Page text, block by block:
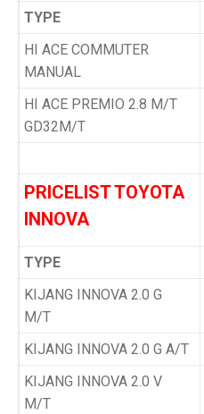
TYPE
HI ACE COMMUTER
MANUAL
HI ACE PREMIO 2.8 M/T
GD32M/T
PRICELIST TOYOTA
INNOVA
TYPE
KIJANG INNOVA 2.0 G
M/T
KIJANG INNOVA 2.0 G A/T
KIJANG INNOVA 2.0 V
M/T